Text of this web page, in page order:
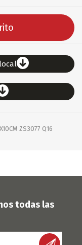
ZS3077 Q16
todas las